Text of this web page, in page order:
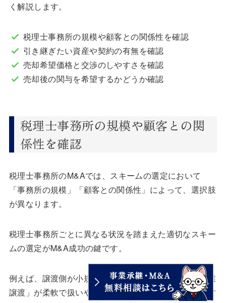
く解説します。
税理士事務所の規模や顧客との関係性を確認
引き継ぎたい資産や契約の有無を確認
売却希望価格と交渉のしやすさを確認
売却後の関与を希望するかどうか確認
税理士事務所の規模や顧客との関
係性を確認
税理士事務所のM&Aでは、スキームの選定において
「事務所の規模」「顧客との関係性」によって、選択肢
が異なります。
税理士事務所ごとに異なる状況を踏まえた適切なスキー
ムの選定がM&A成功の鍵です。
例えば、譲渡側が小規模な税理士事務所であれば「事業
譲渡」が柔軟で扱いやすく、事業規模の拡大を目的とす